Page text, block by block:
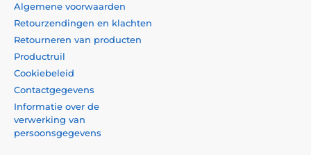
Algemene voorwaarden
Retourzendingen en klachten
Retourneren van producten
Productruil
Cookiebeleid
Contactgegevens
Informatie over de
verwerking van
persoonsgegevens